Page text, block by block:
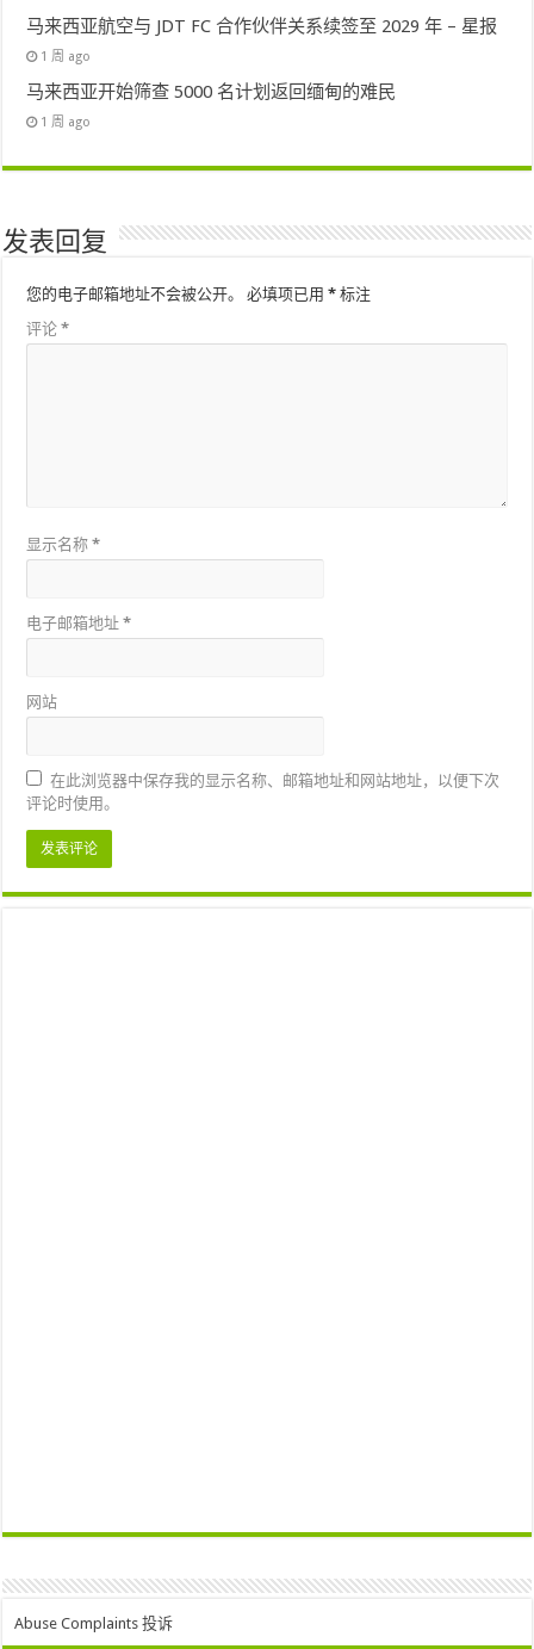
马来西亚航空与 JDT FC 合作伙伴关系续签至 2029 年 – 星报
1 周 ago
马来西亚开始筛查 5000 名计划返回缅甸的难民
1 周 ago
发表回复
您的电子邮箱地址不会被公开。 必填项已用* 标注
评论*
显示名称*
电子邮箱地址*
网站
在此浏览器中保存我的显示名称、邮箱地址和网站地址，以便下次
评论时使用。
Abuse Complaints 投诉